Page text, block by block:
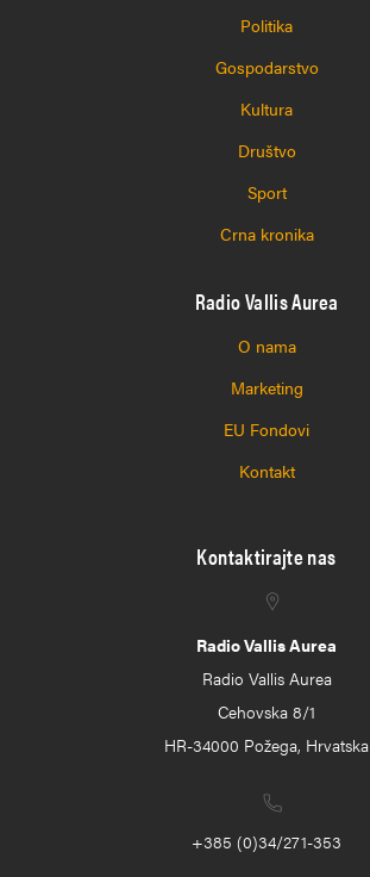
Politika
Gospodarstvo
Kultura
Društvo
Sport
Crna kronika
Radio Vallis Aurea
O nama
Marketing
EU Fondovi
Kontakt
Kontaktirajte nas
Radio Vallis Aurea
Radio Vallis Aurea
Cehovska 8/1
HR-34000 Požega, Hrvatska
+385 (0)34/271-353